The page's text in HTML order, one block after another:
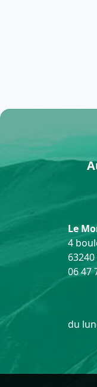
Le
4
06 47
du